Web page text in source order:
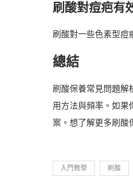
刷酸對痘疤有
刷酸對一些色素型痘
總結
刷酸保養常見問題解
用方法與頻率。如果
案。想了解更多刷酸
入門教學 刷酸